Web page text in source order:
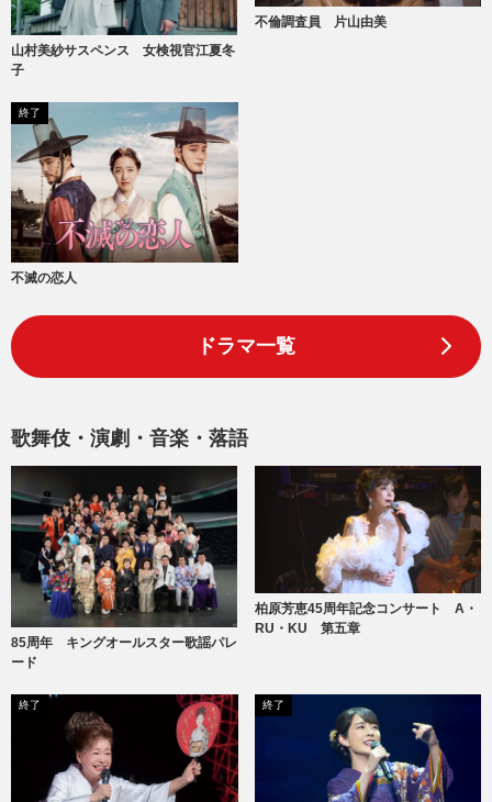
山村美紗サスペンス 女検視官江夏冬
子
不倫調査員 片山由美
終了
不滅の恋人
ドラマ一覧
歌舞伎・演劇・音楽・落語
85周年 キングオールスター歌謡パレ
ード
柏原芳恵45周年記念コンサート A・
RU・KU 第五章
終了 終了